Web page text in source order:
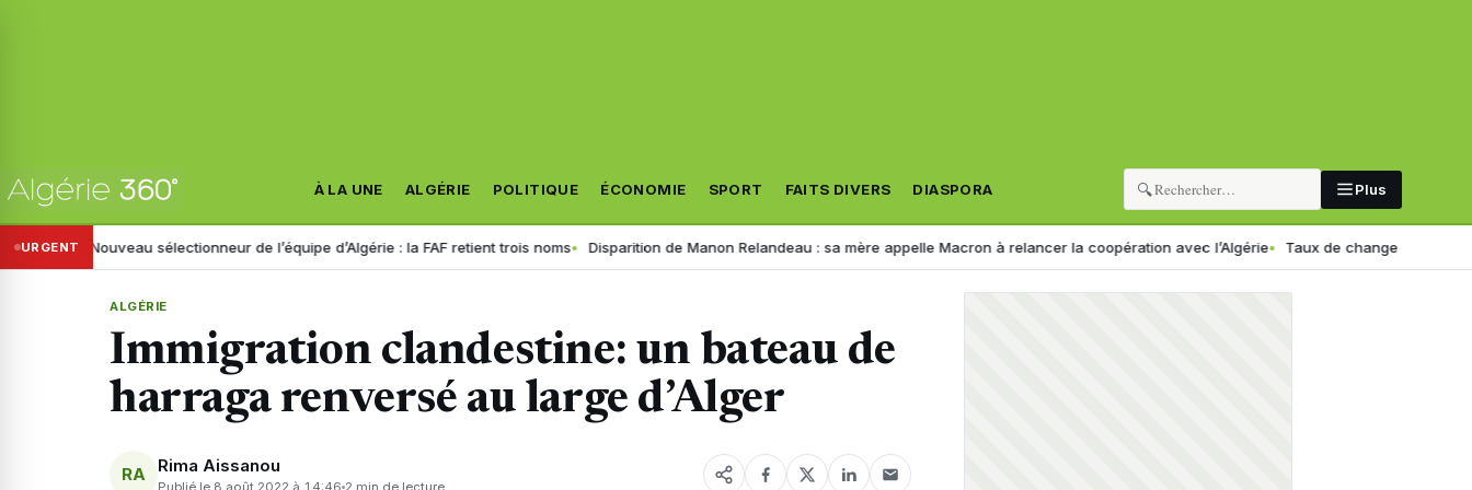
À LA UNE ALGÉRIE POLITIQUE ÉCONOMIE SPORT FAITS DIVERS DIASPORA 🔍 Plus
URGENT
Nouveau sélectionneur de l’équipe d’Algérie : la FAF retient trois noms Disparition de Manon Relandeau : sa mère appelle Macron à relancer la coopération avec l’Algérie Taux de change en Algérie : voici le
ALGÉRIE
Immigration clandestine: un bateau de
harraga renversé au large d’Alger
RA Rima Aissanou
Publié le 8 août 2022 à 14:46 2 min de lecture